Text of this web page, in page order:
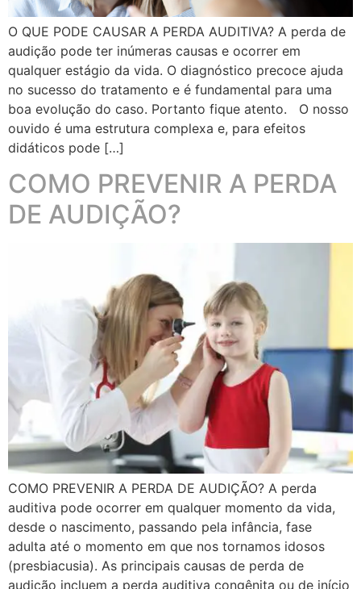
O QUE PODE CAUSAR A PERDA AUDITIVA? A perda de
audição pode ter inúmeras causas e ocorrer em
qualquer estágio da vida. O diagnóstico precoce ajuda
no sucesso do tratamento e é fundamental para uma
boa evolução do caso. Portanto fique atento. O nosso
ouvido é uma estrutura complexa e, para efeitos
didáticos pode […]
COMO PREVENIR A PERDA
DE AUDIÇÃO?
COMO PREVENIR A PERDA DE AUDIÇÃO? A perda
auditiva pode ocorrer em qualquer momento da vida,
desde o nascimento, passando pela infância, fase
adulta até o momento em que nos tornamos idosos
(presbiacusia). As principais causas de perda de
audição incluem a perda auditiva congênita ou de início